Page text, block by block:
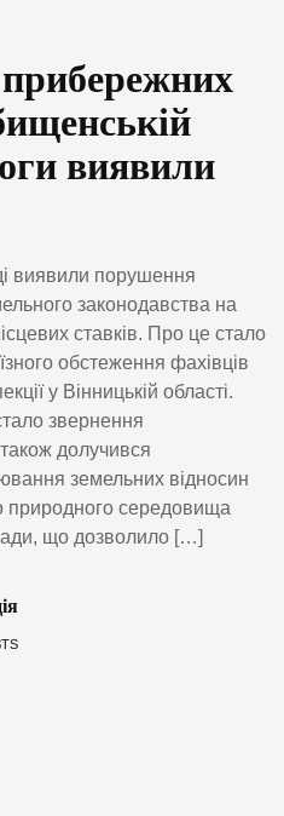
виявили
виявили порушення
законодавства на
ставків. Про це стало
обстеження фахівців
у Вінницькій області.
звернення
долучився
земельних відносин
природного середовища
що дозволило […]